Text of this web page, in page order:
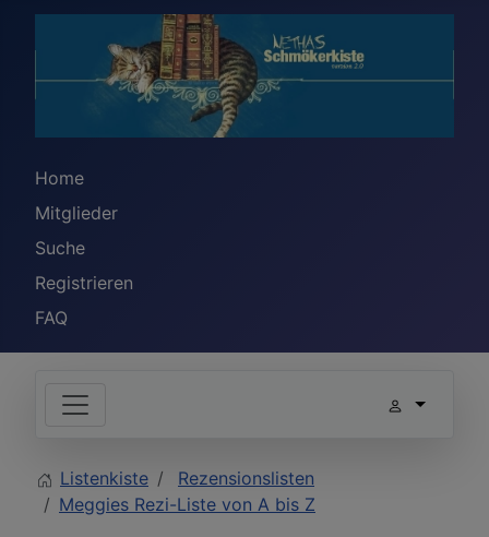
Home
Mitglieder
Suche
Registrieren
FAQ
Listenkiste
Rezensionslisten
Meggies Rezi-Liste von A bis Z